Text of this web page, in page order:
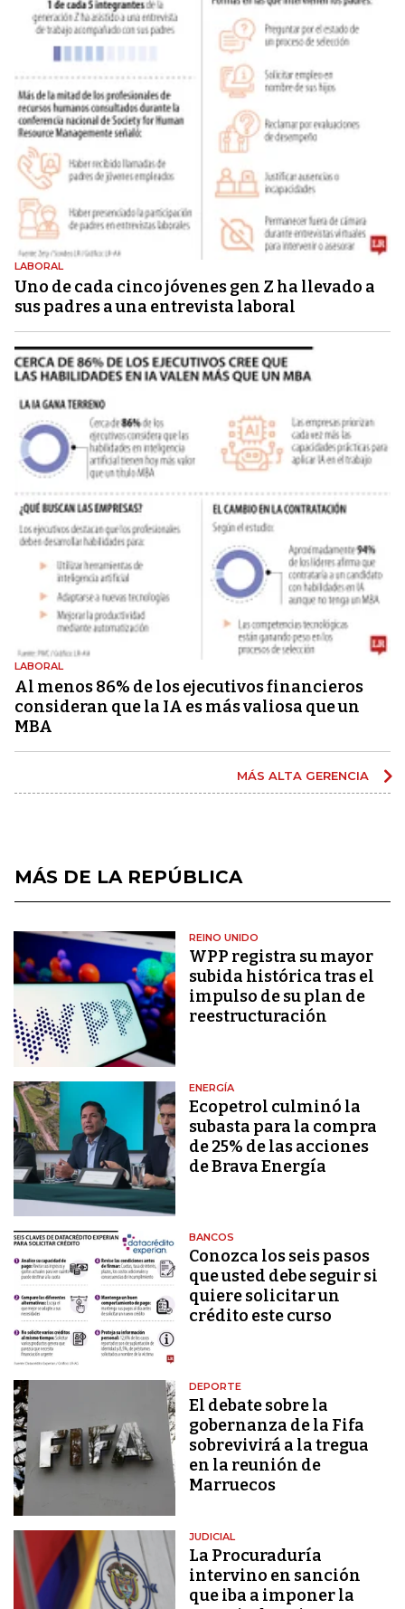
LABORAL
Uno de cada cinco jóvenes gen Z ha llevado a
sus padres a una entrevista laboral
LABORAL
Al menos 86% de los ejecutivos financieros
consideran que la IA es más valiosa que un
MBA
MÁS ALTA GERENCIA
MÁS DE LA REPÚBLICA
REINO UNIDO
WPP registra su mayor
subida histórica tras el
impulso de su plan de
reestructuración
ENERGÍA
Ecopetrol culminó la
subasta para la compra
de 25% de las acciones
de Brava Energía
BANCOS
Conozca los seis pasos
que usted debe seguir si
quiere solicitar un
crédito este curso
DEPORTE
El debate sobre la
gobernanza de la Fifa
sobrevivirá a la tregua
en la reunión de
Marruecos
JUDICIAL
La Procuraduría
intervino en sanción
que iba a imponer la